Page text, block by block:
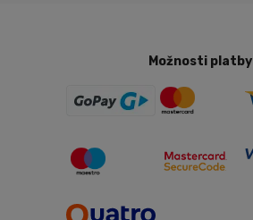
Možnosti platby